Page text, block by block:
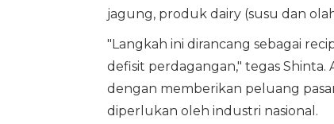
jagung, produk dairy (susu dan
"Langkah ini dirancang sebagai
defisit perdagangan," tegas
dengan memberikan peluang
diperlukan oleh industri nasional.